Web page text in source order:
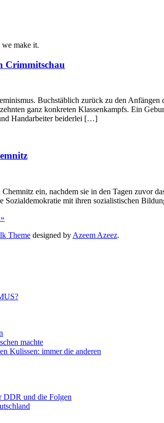
make it.
Crimmitschau
Buchstäblich zurück zu den
ganz konkreten Klassenkampfs. Ein
Handarbeiter beiderlei […]
ein, nachdem sie in den Tagen zuvor
Sozialdemokratie mit ihren sozialistischen
Theme designed by Azeem Azeez.
machte
Kulissen: immer die anderen
DDR und die Folgen